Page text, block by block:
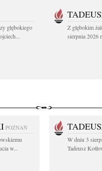
głębokiego
Z głębokim
sierpnia 2026
POZNAŃ
w...
W dniu 3
Tadeusz